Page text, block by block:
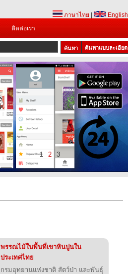
ภาษาไทย
English
ติดต่อเรา
ค้นหาแบบละเอียด
1 2 3
พรรณไม้ในพื้นที่เขาหินปูนใน
ประเทศไทย
กรมอุทยานแห่งชาติ สัตว์ป่า และพันธุ์